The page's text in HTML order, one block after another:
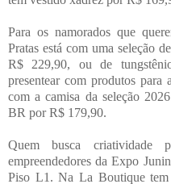
Para os namorados que
Pratas está com uma seleção
R$ 229,90, ou de
presentear com produtos
com a camisa da seleção
BR por R$ 179,90.
Quem busca criatividade
empreendedores da Expo
Piso L1. Na La Boutique tem